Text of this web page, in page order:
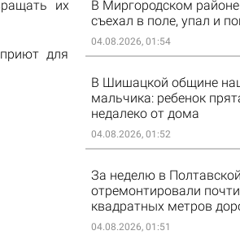
их
для
В Миргородском
съехал в поле, упал и
04.08.2026, 01:54
В Шишацкой общине
мальчика: ребенок
недалеко от дома
04.08.2026, 01:52
За неделю в
отремонтировали
квадратных метров
04.08.2026, 01:51